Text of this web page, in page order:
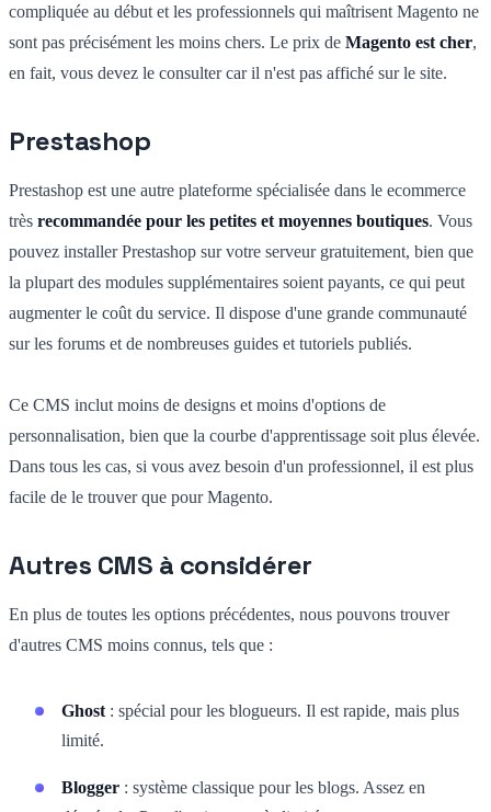
compliquée au début et les professionnels qui maîtrisent Magento ne
sont pas précisément les moins chers. Le prix de Magento est cher,
en fait, vous devez le consulter car il n'est pas affiché sur le site.
Prestashop
Prestashop est une autre plateforme spécialisée dans le ecommerce
très recommandée pour les petites et moyennes boutiques. Vous
pouvez installer Prestashop sur votre serveur gratuitement, bien que
la plupart des modules supplémentaires soient payants, ce qui peut
augmenter le coût du service. Il dispose d'une grande communauté
sur les forums et de nombreuses guides et tutoriels publiés.
Ce CMS inclut moins de designs et moins d'options de
personnalisation, bien que la courbe d'apprentissage soit plus élevée.
Dans tous les cas, si vous avez besoin d'un professionnel, il est plus
facile de le trouver que pour Magento.
Autres CMS à considérer
En plus de toutes les options précédentes, nous pouvons trouver
d'autres CMS moins connus, tels que :
Ghost : spécial pour les blogueurs. Il est rapide, mais plus
limité.
Blogger : système classique pour les blogs. Assez en